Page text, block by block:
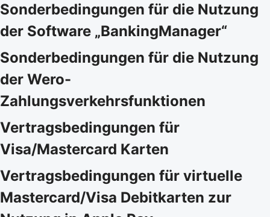
Sonderbedingungen für die Nutzung
der Software „BankingManager“
Sonderbedingungen für die Nutzung
der Wero-
Zahlungsverkehrsfunktionen
Vertragsbedingungen für
Visa/Mastercard Karten
Vertragsbedingungen für virtuelle
Mastercard/Visa Debitkarten zur